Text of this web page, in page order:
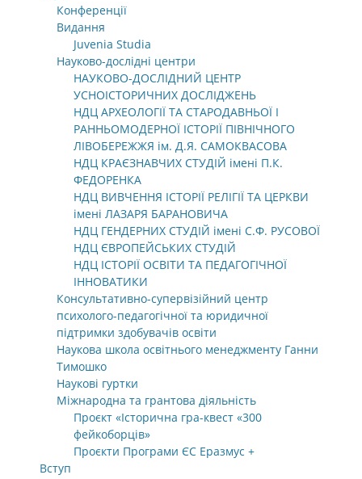
Конференції
Видання
Juvenia Studia
Науково-дослідні центри
НАУКОВО-ДОСЛІДНИЙ ЦЕНТР
УСНОІСТОРИЧНИХ ДОСЛІДЖЕНЬ
НДЦ АРХЕОЛОГІЇ ТА СТАРОДАВНЬОЇ І
РАННЬОМОДЕРНОЇ ІСТОРІЇ ПІВНІЧНОГО
ЛІВОБЕРЕЖЖЯ ім. Д.Я. САМОКВАСОВА
НДЦ КРАЄЗНАВЧИХ СТУДІЙ імені П.К.
ФЕДОРЕНКА
НДЦ ВИВЧЕННЯ ІСТОРІЇ РЕЛІГІЇ ТА ЦЕРКВИ
імені ЛАЗАРЯ БАРАНОВИЧА
НДЦ ГЕНДЕРНИХ СТУДІЙ імені С.Ф. РУСОВОЇ
НДЦ ЄВРОПЕЙСЬКИХ СТУДІЙ
НДЦ ІСТОРІЇ ОСВІТИ ТА ПЕДАГОГІЧНОЇ
ІННОВАТИКИ
Консультативно-супервізійний центр
психолого-педагогічної та юридичної
підтримки здобувачів освіти
Наукова школа освітнього менеджменту Ганни
Тимошко
Наукові гуртки
Міжнародна та грантова діяльність
Проєкт «Історична гра-квест «300
фейкоборців»
Проєкти Програми ЄС Еразмус +
Вступ